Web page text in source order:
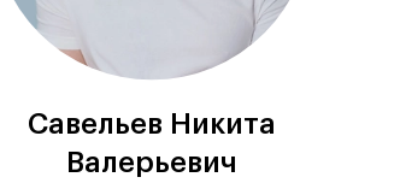
Савельев Никита
Валерьевич